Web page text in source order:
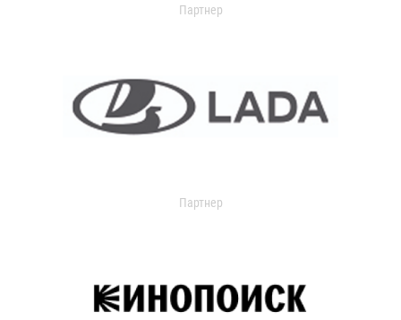
Партнер
Партнер